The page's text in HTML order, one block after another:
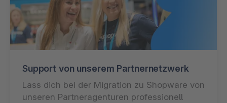
Support von unserem Partnernetzwerk
Lass dich bei der Migration zu Shopware von
unseren Partneragenturen professionell